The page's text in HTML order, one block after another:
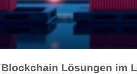
Lösungen im